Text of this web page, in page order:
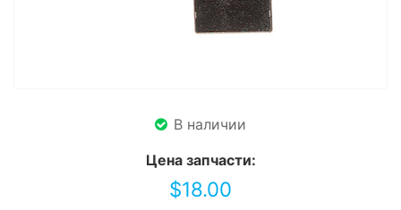
В наличии
Цена запчасти:
$18.00